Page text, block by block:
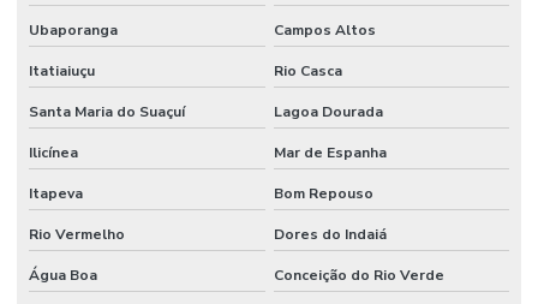
Serviço Confiável De Juntas De Dilatação
Serviço De Impermeabilização
Serviço De Impermeabilização Em São Paulo
Serviço De Juntas De Dilatação
Serviço De Lapidação De Pisos
Serviço De Lapidação Em São Paulo
Serviço De Pintura De Faixas De Demarcação
Ubaporanga Campos Altos
Itatiaiuçu Rio Casca
Santa Maria do Suaçuí Lagoa Dourada
Ilicínea Mar de Espanha
Itapeva Bom Repouso
Rio Vermelho Dores do Indaiá
Água Boa Conceição do Rio Verde